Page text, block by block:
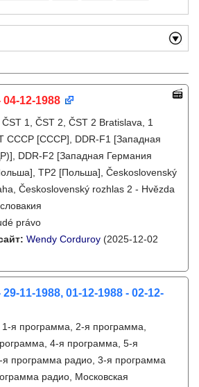
04-12-1988
ČST 1, ČST 2, ČST 2 Bratislava, 1
СССР [СССР], DDR-F1 [Западная
DDR-F2 [Западная Германия
TP2 [Польша], Československý
Československý rozhlas 2 - Hvězda
právo
Wendy Corduroy (2025-12-02
29-11-1988, 01-12-1988 - 02-12-
1-я программа, 2-я программа,
4-я программа, 5-я
программа радио, 3-я программа
радио, Московская